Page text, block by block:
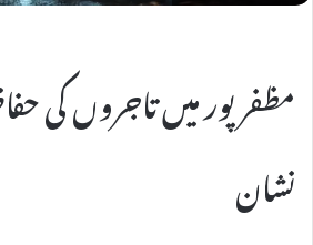
مظفرپور میں تاجروں کی
نشان